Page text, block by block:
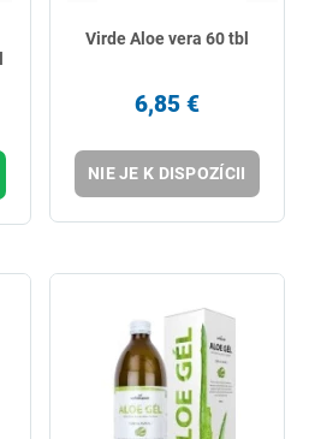
Virde Aloe vera 60 tbl
6,85 €
NIE JE K DISPOZÍCII